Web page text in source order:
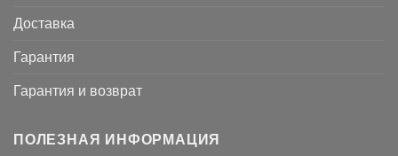
Доставка
Гарантия
Гарантия и возврат
ПОЛЕЗНАЯ ИНФОРМАЦИЯ